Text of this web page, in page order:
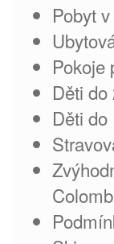
Pobyt
Pokoje
Děti
Děti